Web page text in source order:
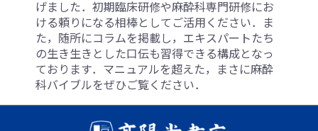
げました．初期臨床研修や麻酔科専門研修にお
ける頼りになる相棒としてご活用ください．ま
た，随所にコラムを掲載し，エキスパートたち
の生き生きとした口伝も習得できる構成となっ
ております．マニュアルを超えた，まさに麻酔
科バイブルをぜひご覧ください．